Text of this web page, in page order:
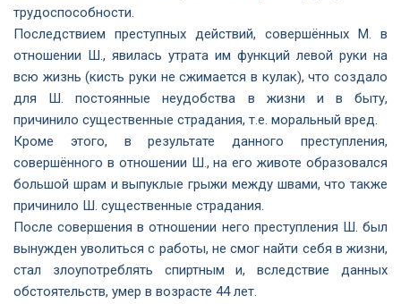
трудоспособности.
Последствием преступных действий, совершённых М. в
отношении Ш., явилась утрата им функций левой руки на
всю жизнь (кисть руки не сжимается в кулак), что создало
для Ш. постоянные неудобства в жизни и в быту,
причинило существенные страдания, т.е. моральный вред.
Кроме этого, в результате данного преступления,
совершённого в отношении Ш., на его животе образовался
большой шрам и выпуклые грыжи между швами, что также
причинило Ш. существенные страдания.
После совершения в отношении него преступления Ш. был
вынужден уволиться с работы, не смог найти себя в жизни,
стал злоупотреблять спиртным и, вследствие данных
обстоятельств, умер в возрасте 44 лет.